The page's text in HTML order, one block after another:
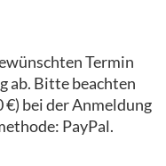
Termin
ab. Bitte beachten
€) bei der Anmeldung
PayPal.